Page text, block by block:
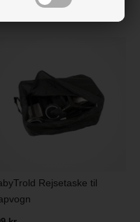
Rejsetaske til